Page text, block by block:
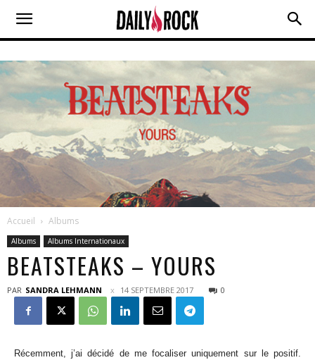
Accueil Albums
Albums Albums Internationaux
BEATSTEAKS – YOURS
PAR SANDRA LEHMANN 14 SEPTEMBRE 2017 0
Récemment, j’ai décidé de me focaliser uniquement sur le positif.